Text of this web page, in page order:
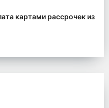
картами рассрочек из